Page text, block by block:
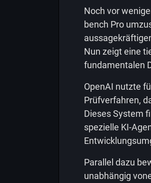
Noch vor
bench Pro
Nun zeigt eine
fundamentalen
OpenAI nutzte
Prüfverfahren,
Dieses System
spezielle KI-
Parallel dazu
unabhängig